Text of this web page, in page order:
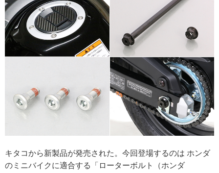
キタコから新製品が発売された。今回登場するのは ホンダ
のミニバイクに適合する「ローターボルト（ホンダ